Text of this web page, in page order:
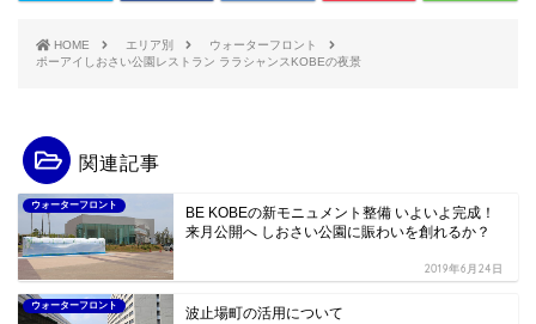
HOME エリア別
ウォーターフロント
ポーアイしおさい公園レストラン ララシャンスKOBEの夜景
関連記事
ウォーターフロント
BE KOBEの新モニュメント整備 いよいよ完成！
来月公開へ しおさい公園に賑わいを創れるか？
2019年6月24日
ウォーターフロント 波止場町の活用について